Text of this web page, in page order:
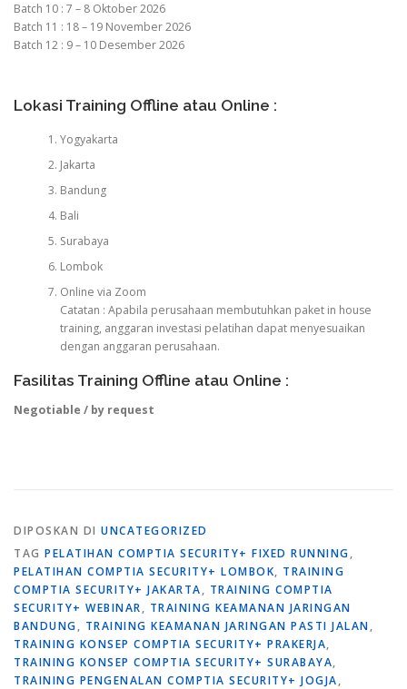
Batch 10 : 7 – 8 Oktober 2026
Batch 11 : 18 – 19 November 2026
Batch 12 : 9 – 10 Desember 2026
Lokasi Training Offline atau Online :
Yogyakarta
Jakarta
Bandung
Bali
Surabaya
Lombok
Online via Zoom
Catatan : Apabila perusahaan membutuhkan paket in house
training, anggaran investasi pelatihan dapat menyesuaikan
dengan anggaran perusahaan.
Fasilitas Training Offline atau Online :
Negotiable / by request
DIPOSKAN DI UNCATEGORIZED
TAG PELATIHAN COMPTIA SECURITY+ FIXED RUNNING,
PELATIHAN COMPTIA SECURITY+ LOMBOK, TRAINING
COMPTIA SECURITY+ JAKARTA, TRAINING COMPTIA
SECURITY+ WEBINAR, TRAINING KEAMANAN JARINGAN
BANDUNG, TRAINING KEAMANAN JARINGAN PASTI JALAN,
TRAINING KONSEP COMPTIA SECURITY+ PRAKERJA,
TRAINING KONSEP COMPTIA SECURITY+ SURABAYA,
TRAINING PENGENALAN COMPTIA SECURITY+ JOGJA,